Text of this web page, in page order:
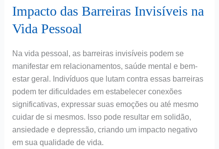
Impacto das Barreiras Invisíveis na
Vida Pessoal
Na vida pessoal, as barreiras invisíveis podem se
manifestar em relacionamentos, saúde mental e bem-
estar geral. Indivíduos que lutam contra essas barreiras
podem ter dificuldades em estabelecer conexões
significativas, expressar suas emoções ou até mesmo
cuidar de si mesmos. Isso pode resultar em solidão,
ansiedade e depressão, criando um impacto negativo
em sua qualidade de vida.